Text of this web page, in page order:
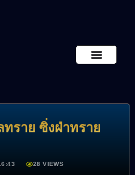
ราย ซิ่งฝ่าทราย
28 VIEWS